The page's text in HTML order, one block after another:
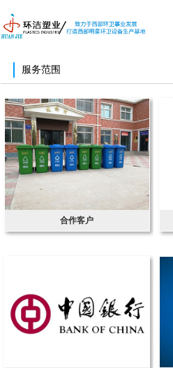
服务范围
合作客户